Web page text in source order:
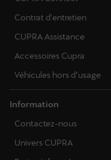
Contrat d'entretien
CUPRA Assistance
Accessoires Cupra
Véhicules hors d’usage
Information
Contactez-nous
Univers CUPRA